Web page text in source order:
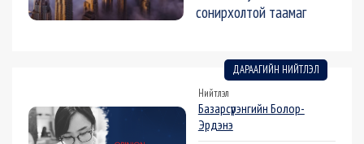
сонирхолтой таамаг
ДАРААГИЙН НИЙТЛЭЛ
Нийтлэл
Базарсүрэнгийн Болор-
Эрдэнэ